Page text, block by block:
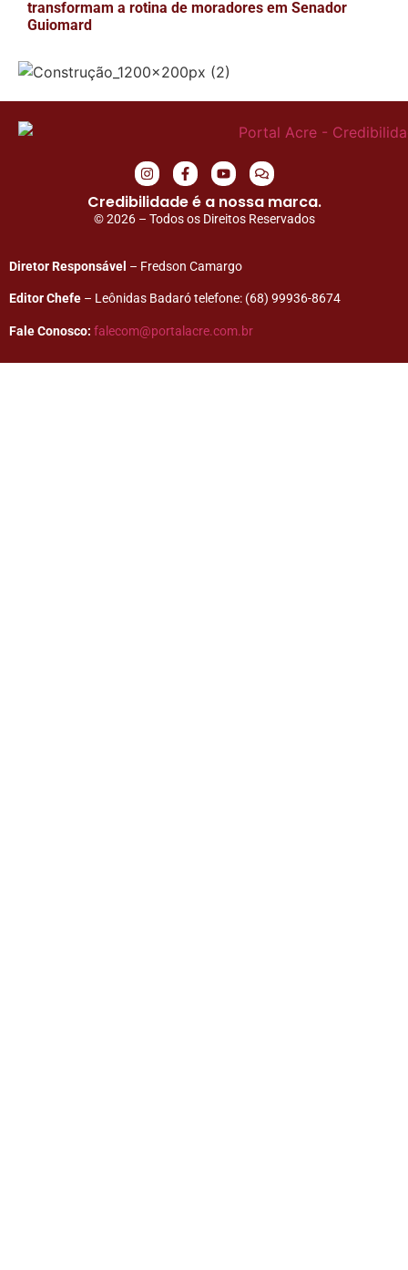
transformam a rotina de moradores em Senador
Guiomard
Credibilidade é a nossa marca.
© 2026 – Todos os Direitos Reservados
Diretor Responsável – Fredson Camargo
Editor Chefe – Leônidas Badaró telefone: (68) 99936-8674
Fale Conosco: falecom@portalacre.com.br